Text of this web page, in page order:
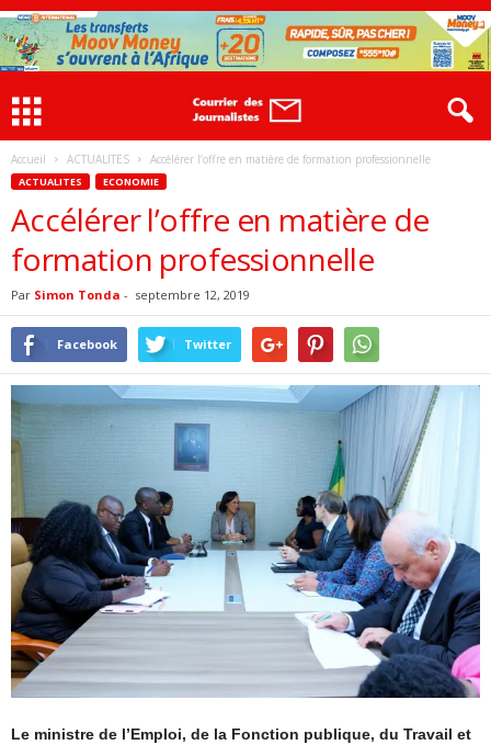
Accueil ACTUALITES Accélérer l’offre en matière de formation professionnelle
ACTUALITES ECONOMIE
Accélérer l’offre en matière de
formation professionnelle
Par Simon Tonda - septembre 12, 2019
Facebook Twitter
Le ministre de l’Emploi, de la Fonction publique, du Travail et